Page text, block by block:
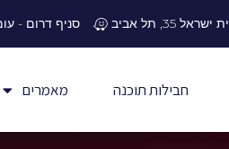
35, תל אביב סניף דרום - עומרים
חבילות תוכנה מאמרים